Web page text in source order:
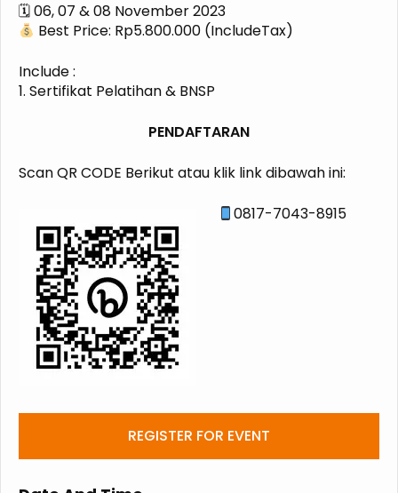
🗓 06, 07 & 08 November 2023
Best Price: Rp5.800.000 (IncludeTax)
Include :
1. Sertifikat Pelatihan & BNSP
PENDAFTARAN
Scan QR CODE Berikut atau klik link dibawah ini:
0817-7043-8915
REGISTER FOR EVENT